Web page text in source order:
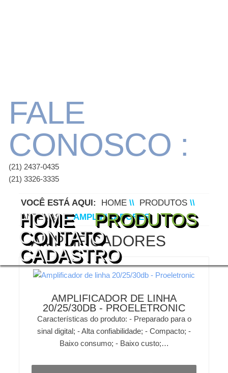
FALE
CONOSCO :
(21) 2437-0435
(21) 3326-3335
HOME
PRODUTOS
CONTATO
CADASTRO
VOCÊ ESTÁ AQUI: HOME \\ PRODUTOS \\
ANTENAS \\AMPLIFICADORES
AMPLIFICADORES
AMPLIFICADOR DE LINHA
20/25/30DB - PROELETRONIC
Características do produto: - Preparado para o
sinal digital; - Alta confiabilidade; - Compacto; -
Baixo consumo; - Baixo custo;…